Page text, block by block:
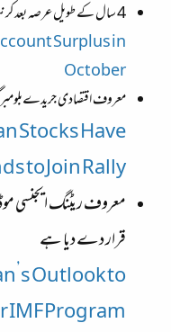
4 سال کے طویل عرصہ بعد کرنٹ اکاؤنٹ خسارہ سے مثبت ہوا ہے
Surplus in
October
معروف اقتصادی
Stocks Have
to Join Rally
قرار دے دیا ہے
Outlook to
IMF Program